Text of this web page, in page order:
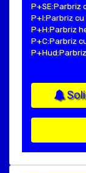
P+SE:Parbriz
P+I:Parbriz
P+H:Parbriz
P+C:Parbriz